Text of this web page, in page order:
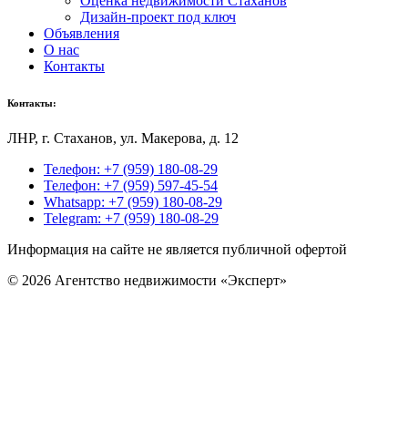
Дизайн-проект под ключ
Объявления
О нас
Контакты
Контакты:
ЛНР, г. Стаханов, ул. Макерова, д. 12
Телефон: +7 (959) 180-08-29
Телефон: +7 (959) 597-45-54
Whatsapp: +7 (959) 180-08-29
Telegram: +7 (959) 180-08-29
Информация на сайте не является публичной офертой
© 2026 Агентство недвижимости «Эксперт»